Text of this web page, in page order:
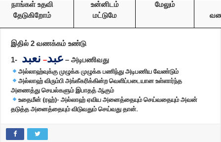
மேலும்
உன்னிடம்
மட்டுமே
நாங்கள் உதவி
தேடுகிறோம்
இதில்2வணக்கம் உண்டு
1- نعبد –عبد –அடிபணிவது
அல்லாஹ்வுக்கு முழுக்க முழுக்க பணிந்து அடிபணிய வேண்டும்
அல்லாஹ் விரும்பி அங்கீகரிக்கின்ற வெளிப்படையான உள்ளார்ந்த
அணைத்து செயல்களும் இபாதத் ஆகும்
உதைமீன் (ரஹ்)- அல்லாஹ் ஏவிய அனைத்தையும் செய்வதையும் அவன்
தடுத்த அனைத்தையும் விடுவதும் செய்வது தான்.